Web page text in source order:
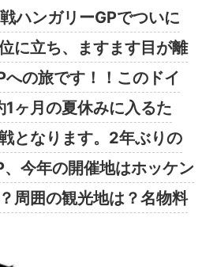
ハンガリーGPでついに
に立ち、ますます目が離
の旅です！！このドイ
1ヶ月の夏休みに入るた
となります。2年ぶりの
今年の開催地はホッケン
周囲の観光地は？名物料